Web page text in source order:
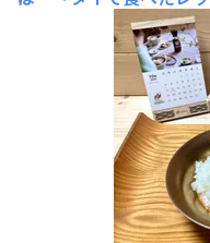
ビスマイスター🍺✨😍
e-tan様お勧めの？「
イの台所」シリーズよ
市場のスーパーセール
ココナッツミルク🥥や